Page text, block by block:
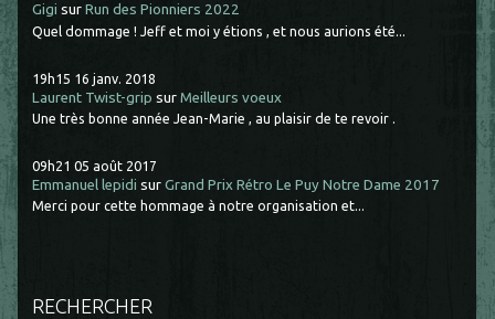
Gigi surRun des Pionniers 2022
Quel dommage ! Jeff et moi y étions , et nous aurions été...
19h15 16 janv. 2018
Laurent Twist-grip surMeilleurs voeux
Une très bonne année Jean-Marie , au plaisir de te revoir .
09h21 05 août 2017
Emmanuel lepidi surGrand Prix Rétro Le Puy Notre Dame 2017
Merci pour cette hommage à notre organisation et...
RECHERCHER